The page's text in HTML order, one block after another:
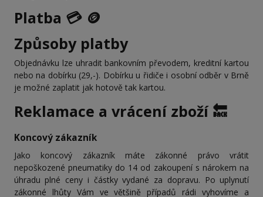
Platba 💳 🪙
Způsoby platby
Objednávku lze uhradit bankovním převodem, kreditní kartou
nebo na dobírku (29,-). Dobírku u řidiče i osobní odběr v Brně
je možné zaplatit jak hotově tak kartou.
Reklamace a vrácení zboží 🔙
Koncový zákazník
Jako koncový zákazník máte zákonné právo vrátit
nepoškozené pneumatiky do 14 od zakoupení s nárokem na
úhradu plné ceny i částky vydané za dopravu. Po uplynutí
zákonné lhůty Vám ve většině případů rádi vyhovíme a